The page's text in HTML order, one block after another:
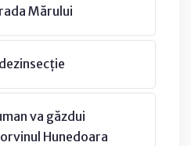
Mărului
va găzdui
Hunedoara